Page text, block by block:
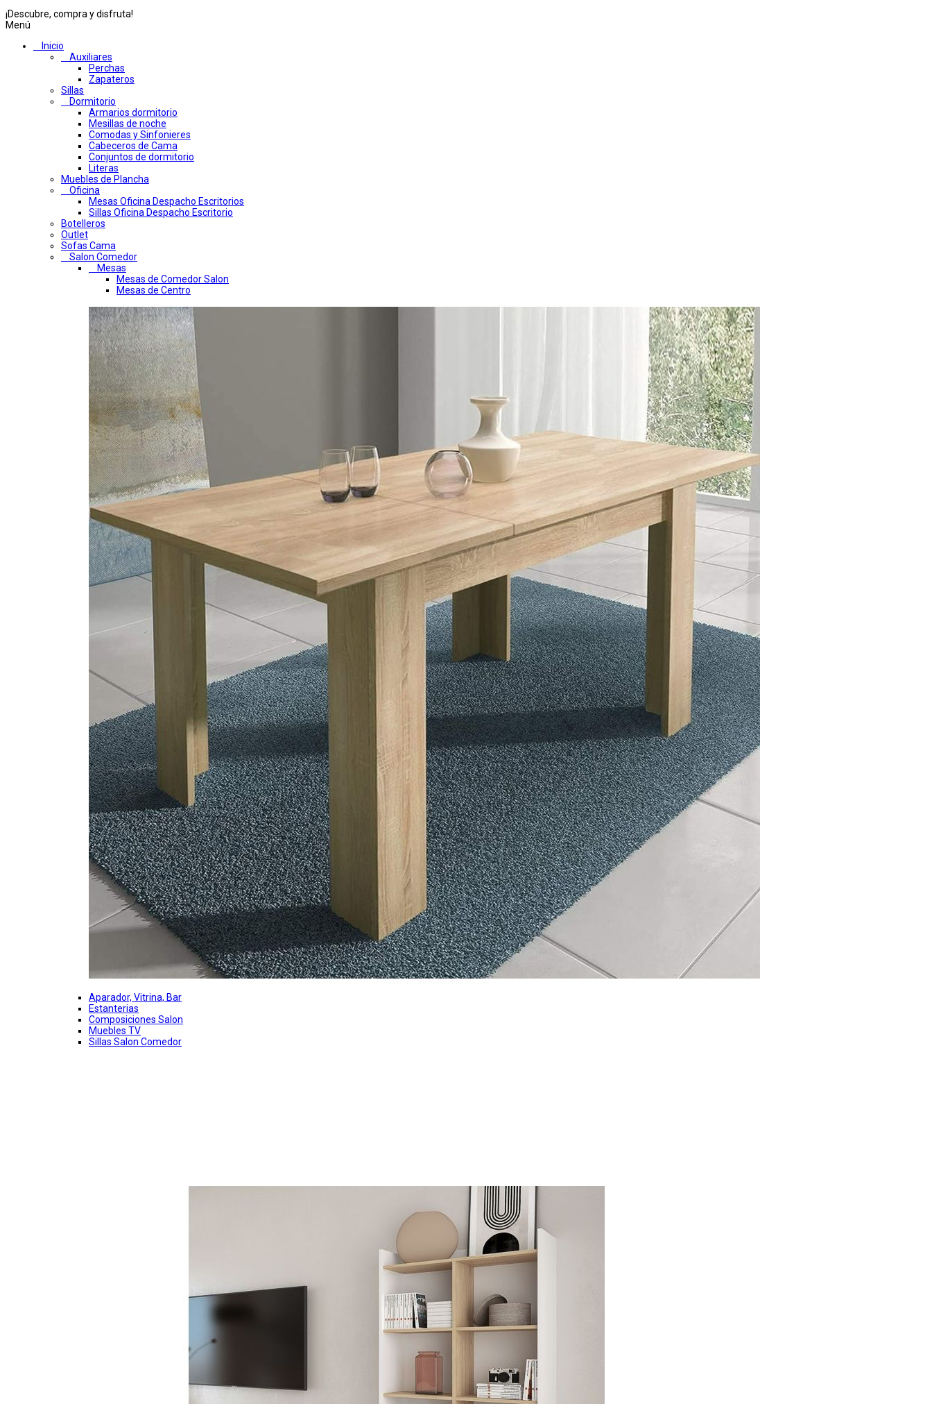
¡Descubre, compra y disfruta!
Menú
Inicio
Auxiliares
Perchas
Zapateros
Sillas
Dormitorio
Armarios dormitorio
Mesillas de noche
Comodas y Sinfonieres
Cabeceros de Cama
Conjuntos de dormitorio
Literas
Muebles de Plancha
Oficina
Mesas Oficina Despacho Escritorios
Sillas Oficina Despacho Escritorio
Botelleros
Outlet
Sofas Cama
Salon Comedor
Mesas
Mesas de Comedor Salon
Mesas de Centro
Aparador, Vitrina, Bar
Estanterias
Composiciones Salon
Muebles TV
Sillas Salon Comedor